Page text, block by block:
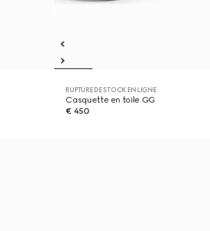
RUPTURE DE STOCK EN LIGNE
Casquette en toile GG
€ 450